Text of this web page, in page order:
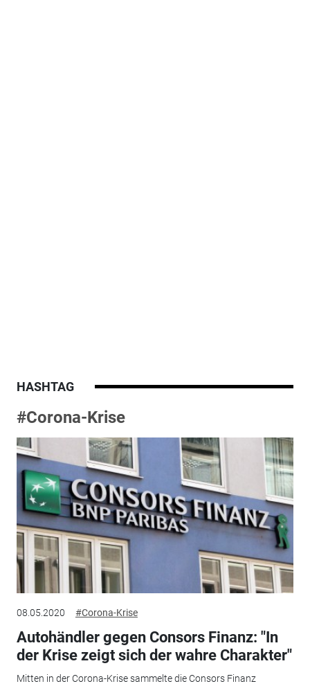
HASHTAG
#Corona-Krise
08.05.2020 #Corona-Krise
Autohändler gegen Consors Finanz: "In
der Krise zeigt sich der wahre Charakter"
Mitten in der Corona-Krise sammelte die Consors Finanz